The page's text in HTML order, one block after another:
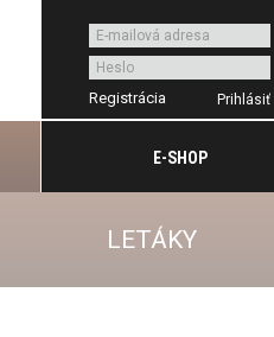
Registrácia
E-SHOP
LETÁKY